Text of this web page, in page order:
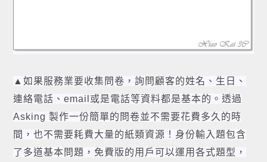
▲如果服務業要收集問卷，詢問顧客的姓名、生日、
連絡電話、email或是電話等資料都是基本的。透過
Asking 製作一份簡單的問卷並不需要花費多久的時
間，也不需要耗費大量的紙類資源！身份輸入題包含
了多道基本問題，免費版的用戶可以運用各式題型，